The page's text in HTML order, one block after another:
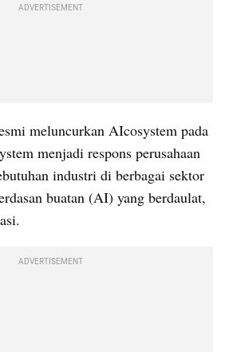
ADVERTISEMENT
meluncurkan AIcosystem pada
menjadi respons perusahaan
industri di berbagai sektor
buatan (AI) yang berdaulat,
ADVERTISEMENT